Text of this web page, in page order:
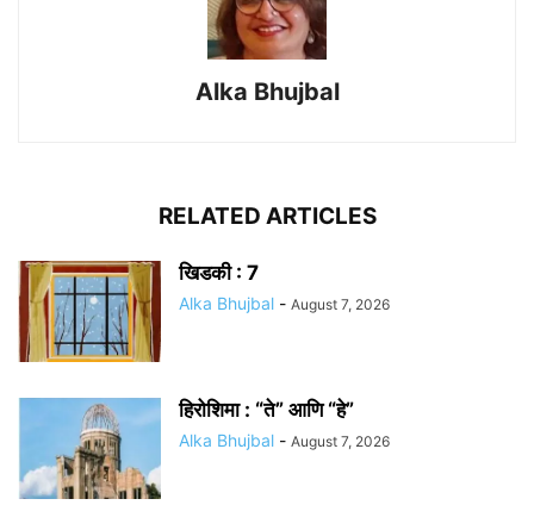
Alka Bhujbal
RELATED ARTICLES
खिडकी : 7
Alka Bhujbal - August 7, 2026
हिरोशिमा : “ते” आणि “हे”
Alka Bhujbal - August 7, 2026